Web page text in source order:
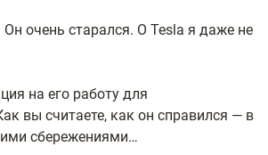
очень старался. О Tesla я даже не
на его работу для
вы считаете, как он справился — в
сбережениями…